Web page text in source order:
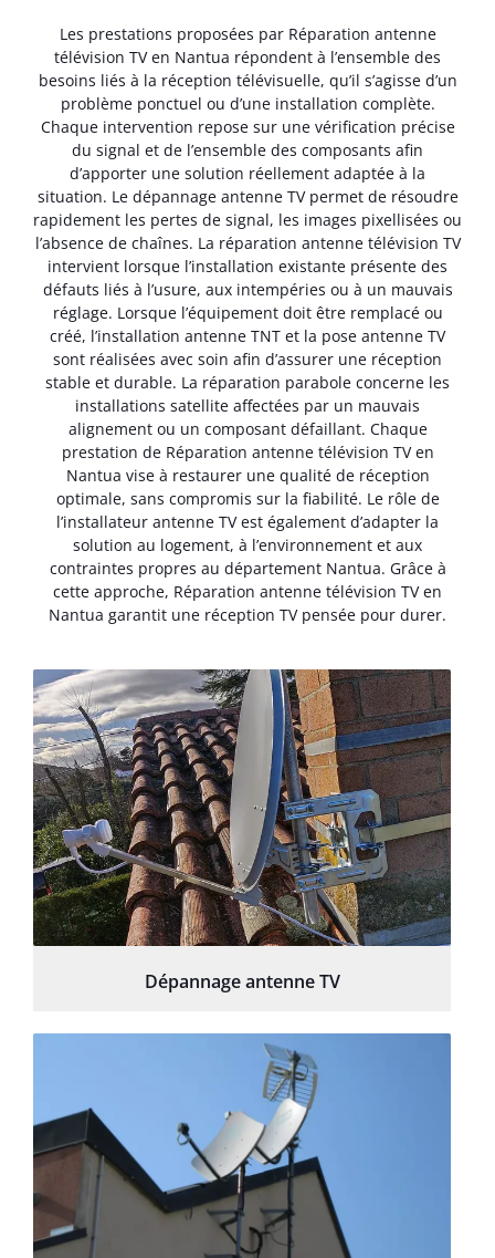
Les prestations proposées par Réparation antenne
télévision TV en Nantua répondent à l’ensemble des
besoins liés à la réception télévisuelle, qu’il s’agisse d’un
problème ponctuel ou d’une installation complète.
Chaque intervention repose sur une vérification précise
du signal et de l’ensemble des composants afin
d’apporter une solution réellement adaptée à la
situation. Le dépannage antenne TV permet de résoudre
rapidement les pertes de signal, les images pixellisées ou
l’absence de chaînes. La réparation antenne télévision TV
intervient lorsque l’installation existante présente des
défauts liés à l’usure, aux intempéries ou à un mauvais
réglage. Lorsque l’équipement doit être remplacé ou
créé, l’installation antenne TNT et la pose antenne TV
sont réalisées avec soin afin d’assurer une réception
stable et durable. La réparation parabole concerne les
installations satellite affectées par un mauvais
alignement ou un composant défaillant. Chaque
prestation de Réparation antenne télévision TV en
Nantua vise à restaurer une qualité de réception
optimale, sans compromis sur la fiabilité. Le rôle de
l’installateur antenne TV est également d’adapter la
solution au logement, à l’environnement et aux
contraintes propres au département Nantua. Grâce à
cette approche, Réparation antenne télévision TV en
Nantua garantit une réception TV pensée pour durer.
Dépannage antenne TV